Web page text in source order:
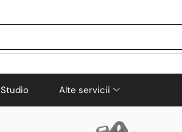
Studio Alte servicii